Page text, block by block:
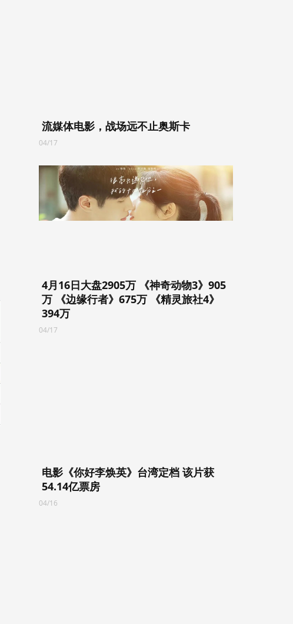
流媒体电影，战场远不止奥斯卡
04/17
4月16日大盘2905万 《神奇动物3》905
万 《边缘行者》675万 《精灵旅社4》
394万
04/17
电影《你好李焕英》台湾定档 该片获
54.14亿票房
04/16